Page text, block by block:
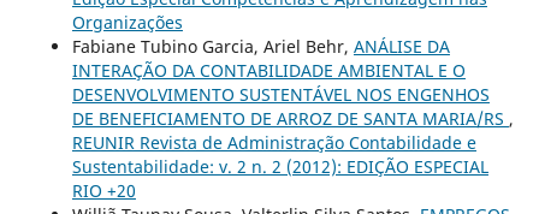
Organizações
Fabiane Tubino Garcia, Ariel Behr, ANÁLISE DA
INTERAÇÃO DA CONTABILIDADE AMBIENTAL E O
DESENVOLVIMENTO SUSTENTÁVEL NOS ENGENHOS
DE BENEFICIAMENTO DE ARROZ DE SANTA MARIA/RS ,
REUNIR Revista de Administração Contabilidade e
Sustentabilidade: v. 2 n. 2 (2012): EDIÇÃO ESPECIAL
RIO +20